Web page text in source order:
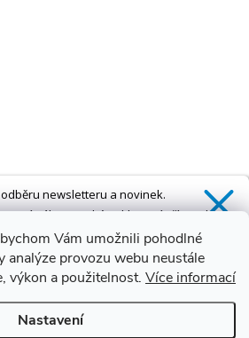
Vám umožnili pohodlné
analýze provozu webu neustále
výkon a použitelnost. Více informací
Nastavení
newsletteru a novinek.
nákup a také exkluzivní přístup k
a dalším speciálním nabídkám.*
chci se přihlásit